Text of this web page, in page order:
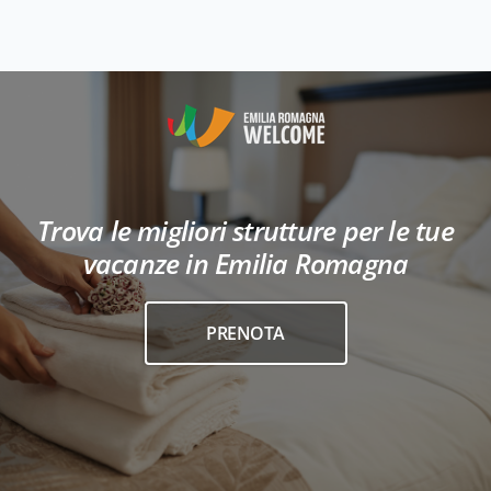
Trova le migliori strutture per le tue
vacanze in Emilia Romagna
PRENOTA